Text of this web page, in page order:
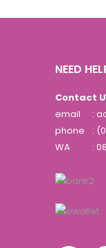
NEED
Contact
email
:
phone
:
WA
: